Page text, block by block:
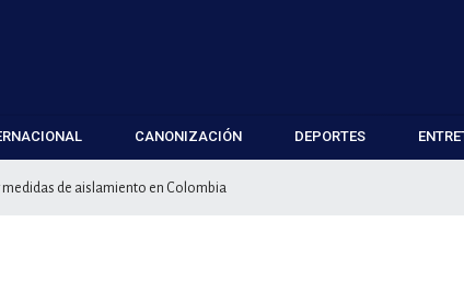
CANONIZACIÓN DEPORTES
de aislamiento en Colombia